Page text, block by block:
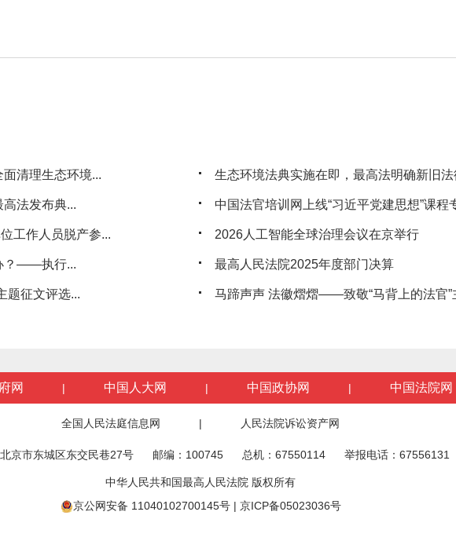
清理生态环境... 生态环境法典实施在即，最高法明确新旧法
法发布典... 中国法官培训网上线“习近平党建思想”课程
工作人员脱产参... 2026人工智能全球治理会议在京举行
？——执行... 最高人民法院2025年度部门决算
题征文评选... 马蹄声声 法徽熠熠——致敬“马背上的法官”
网 | 中国人大网 | 中国政协网 | 中国法院网
全国人民法庭信息网 | 人民法院诉讼资产网
京市东城区东交民巷27号 邮编：100745 总机：67550114 举报电话：67556131
中华人民共和国最高人民法院 版权所有
京公网安备 11040102700145号 | 京ICP备05023036号